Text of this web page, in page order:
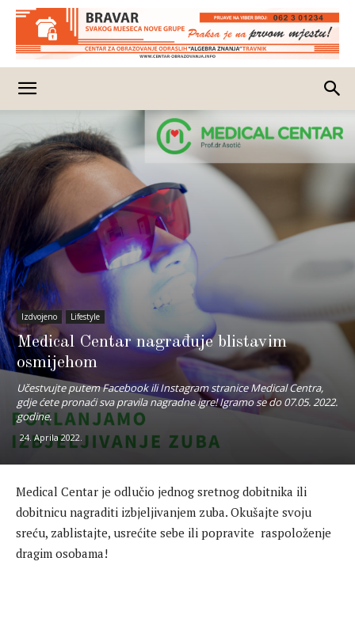
Izdvojeno Lifestyle
Medical Centar nagrađuje blistavim
osmijehom
Učestvujte putem Facebook ili Instagram stranice Medical Centra,
gdje ćete pronaći sva pravila nagradne igre! Igramo se do 07.05. 2022.
godine.
24. Aprila 2022.
Medical Centar je odlučio jednog sretnog dobitnika ili
dobitnicu nagraditi izbjeljivanjem zuba. Okušajte svoju
sreću, zablistajte, usrećite sebe ili popravite raspoloženje
dragim osobama!